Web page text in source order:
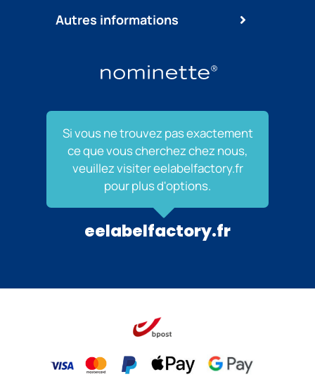
Autres informations
Si vous ne trouvez pas exactement
ce que vous cherchez chez nous,
veuillez visiter eelabelfactory.fr
pour plus d'options.
eelabelfactory.fr